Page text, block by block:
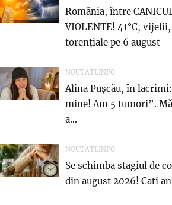
România, între
VIOLENTE! 41°C,
torențiale pe 6 august
NOUTATI.INFO
Alina Pușcău, în
mine! Am 5 tumori”.
a...
NOUTATI.INFO
Se schimba stagiul de
din august 2026! Cati